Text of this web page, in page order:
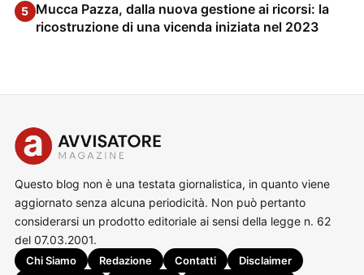
5 Mucca Pazza, dalla nuova gestione ai ricorsi: la
ricostruzione di una vicenda iniziata nel 2023
Questo blog non è una testata giornalistica, in quanto viene
aggiornato senza alcuna periodicità. Non può pertanto
considerarsi un prodotto editoriale ai sensi della legge n. 62
del 07.03.2001.
Chi Siamo Redazione Contatti Disclaimer